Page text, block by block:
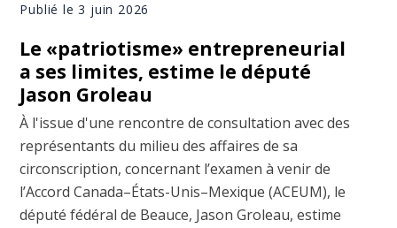
Publié le 3 juin 2026
Le «patriotisme» entrepreneurial
a ses limites, estime le député
Jason Groleau
À l'issue d'une rencontre de consultation avec des
représentants du milieu des affaires de sa
circonscription, concernant l’examen à venir de
l’Accord Canada–États-Unis–Mexique (ACEUM), le
député fédéral de Beauce, Jason Groleau, estime